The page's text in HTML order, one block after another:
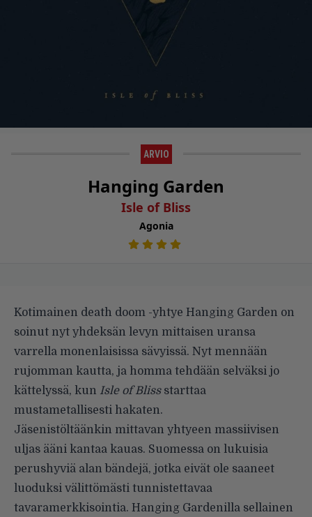
ARVIO
Hanging Garden
Isle of Bliss
Agonia
Kotimainen death doom -yhtye Hanging Garden on
soinut nyt yhdeksän levyn mittaisen uransa
varrella monenlaisissa sävyissä. Nyt mennään
rujomman kautta, ja homma tehdään selväksi jo
kättelyssä, kun Isle of Bliss starttaa
mustametallisesti hakaten.
Jäsenistöltäänkin mittavan yhtyeen massiivisen
uljas ääni kantaa kauas. Suomessa on lukuisia
perushyviä alan bändejä, jotka eivät ole saaneet
luoduksi välittömästi tunnistettavaa
tavaramerkkisointia. Hanging Gardenilla sellainen